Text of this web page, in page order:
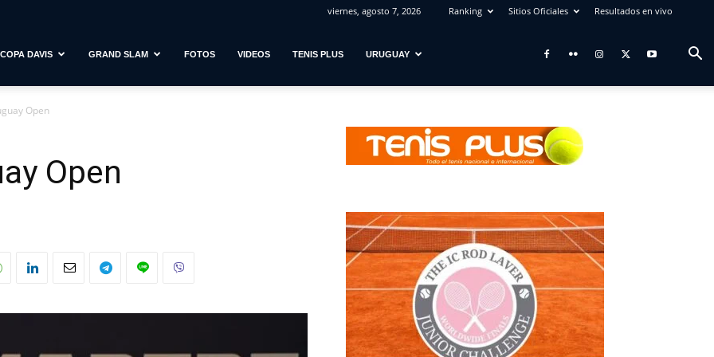
viernes, agosto 7, 2026 Ranking Sitios Oficiales Resultados en vivo
COPA DAVIS GRAND SLAM FOTOS VIDEOS TENIS PLUS URUGUAY
Open
Open